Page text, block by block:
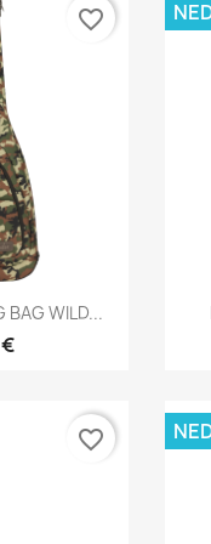
BAG WILD...
favorite_border
favorite_border